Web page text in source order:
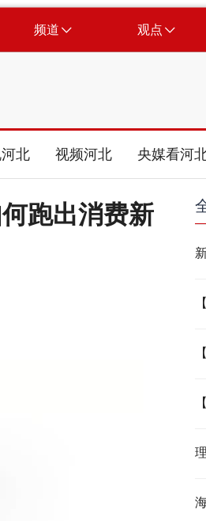
频道 观点
北 视频河北 央媒看河
跑出消费新